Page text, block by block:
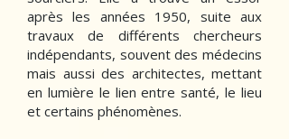
après les années 1950, suite aux
travaux de différents chercheurs
indépendants, souvent des médecins
mais aussi des architectes, mettant
en lumière le lien entre santé, le lieu
et certains phénomènes.